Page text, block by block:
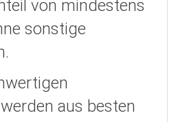
von mindestens
sonstige
werden aus besten